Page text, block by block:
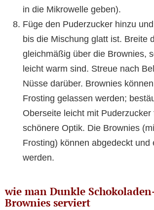
in die Mikrowelle geben).
Füge den Puderzucker hinzu
bis die Mischung glatt ist. Breite
gleichmäßig über die Brownies,
leicht warm sind. Streue nach
Nüsse darüber. Brownies
Frosting gelassen werden;
Oberseite leicht mit Puderzucker
schönere Optik. Die Brownies
Frosting) können abgedeckt und
werden.
wie man Dunkle
Brownies serviert